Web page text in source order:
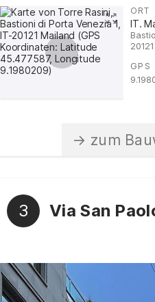
ORT
IT.
GPS
3 Via San